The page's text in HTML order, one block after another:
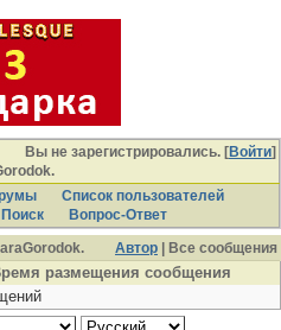
Вы не зарегистрировались. [Войти]
Список пользователей
Поиcк
Вопрос-Ответ
Автор | Все сообщения
размещения сообщения